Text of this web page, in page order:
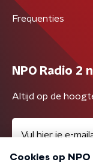
Frequenties
NPO Radio 2
Altijd op de